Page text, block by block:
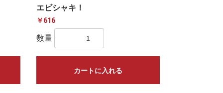
エビシャキ！
￥616
数量
カートに入れる